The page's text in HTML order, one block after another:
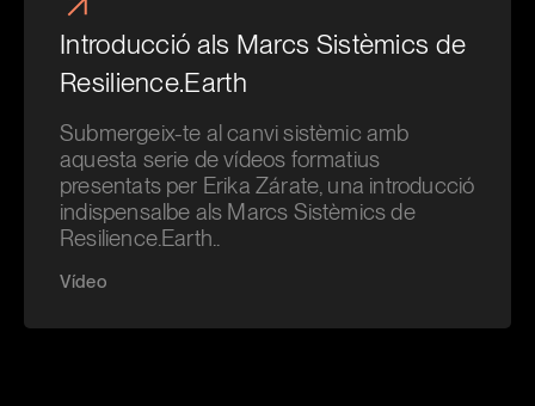
Introducció als Marcs Sistèmics de
Resilience.Earth
Submergeix-te al canvi sistèmic amb
aquesta serie de vídeos formatius
presentats per Erika Zárate, una introducció
indispensalbe als Marcs Sistèmics de
Resilience.Earth..
Vídeo